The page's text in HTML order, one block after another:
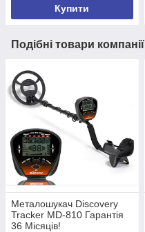
Купити
Подібні товари компанії
Металошукач Discovery
Tracker MD-810 Гарантія
36 Місяців!